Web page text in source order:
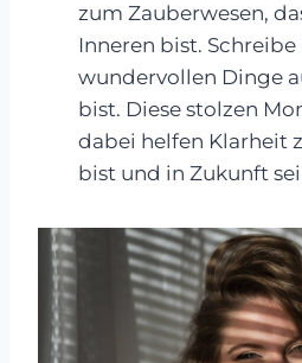
zum Zauberwesen,
Inneren bist.
wundervollen Dinge
bist. Diese stolzen
dabei helfen Klarheit
bist und in Zukunft